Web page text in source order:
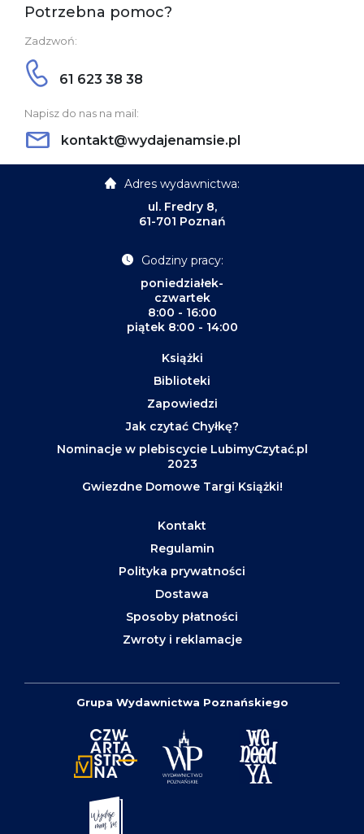
Potrzebna pomoc?
Zadzwoń:
61 623 38 38
Napisz do nas na mail:
kontakt@wydajenamsie.pl
Adres wydawnictwa:
ul. Fredry 8,
61-701 Poznań
Godziny pracy:
poniedziałek-
czwartek
8:00 - 16:00
piątek 8:00 - 14:00
Książki
Biblioteki
Zapowiedzi
Jak czytać Chyłkę?
Nominacje w plebiscycie LubimyCzytać.pl
2023
Gwiezdne Domowe Targi Książki!
Kontakt
Regulamin
Polityka prywatności
Dostawa
Sposoby płatności
Zwroty i reklamacje
Grupa Wydawnictwa Poznańskiego